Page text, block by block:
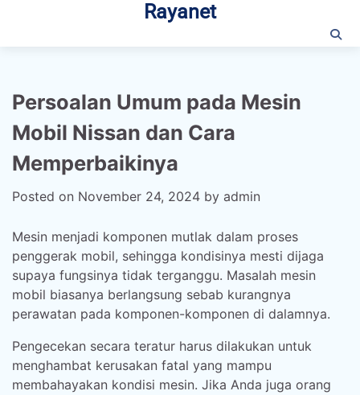
content
Rayanet
Persoalan Umum pada Mesin
Mobil Nissan dan Cara
Memperbaikinya
Posted on November 24, 2024 by admin
Mesin menjadi komponen mutlak dalam proses
penggerak mobil, sehingga kondisinya mesti dijaga
supaya fungsinya tidak terganggu. Masalah mesin
mobil biasanya berlangsung sebab kurangnya
perawatan pada komponen-komponen di dalamnya.
Pengecekan secara teratur harus dilakukan untuk
menghambat kerusakan fatal yang mampu
membahayakan kondisi mesin. Jika Anda juga orang